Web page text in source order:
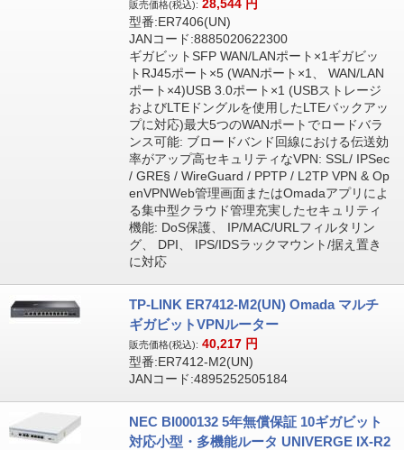
販売価格(税込): 28,544 円
型番:ER7406(UN)
JANコード:8885020622300
ギガビットSFP WAN/LANポート×1ギガビッ
トRJ45ポート×5 (WANポート×1、 WAN/LAN
ポート×4)USB 3.0ポート×1 (USBストレージ
およびLTEドングルを使用したLTEバックアッ
プに対応)最大5つのWANポートでロードバラ
ンス可能: ブロードバンド回線における伝送効
率がアップ高セキュリティなVPN: SSL/ IPSec
/ GRE§ / WireGuard / PPTP / L2TP VPN & Op
enVPNWeb管理画面またはOmadaアプリによ
る集中型クラウド管理充実したセキュリティ
機能: DoS保護、 IP/MAC/URLフィルタリン
グ、 DPI、 IPS/IDSラックマウント/据え置き
に対応
TP-LINK ER7412-M2(UN) Omada マルチ
ギガビットVPNルーター
販売価格(税込): 40,217 円
型番:ER7412-M2(UN)
JANコード:4895252505184
NEC BI000132 5年無償保証 10ギガビット
対応小型・多機能ルータ UNIVERGE IX-R2